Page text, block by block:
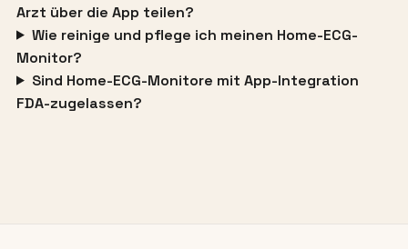
Arzt über die App teilen?
Wie reinige und pflege ich meinen Home-ECG-
Monitor?
Sind Home-ECG-Monitore mit App-Integration
FDA-zugelassen?